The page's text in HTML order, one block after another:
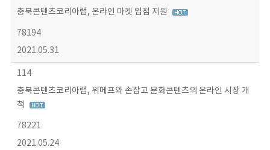
충북콘텐츠코리아랩, 온라인 마켓 입점 지원
78194
2021.05.31
114
충북콘텐츠코리아랩, 위메프와 손잡고 문화콘텐츠의 온라인 시장 개
척
78221
2021.05.24